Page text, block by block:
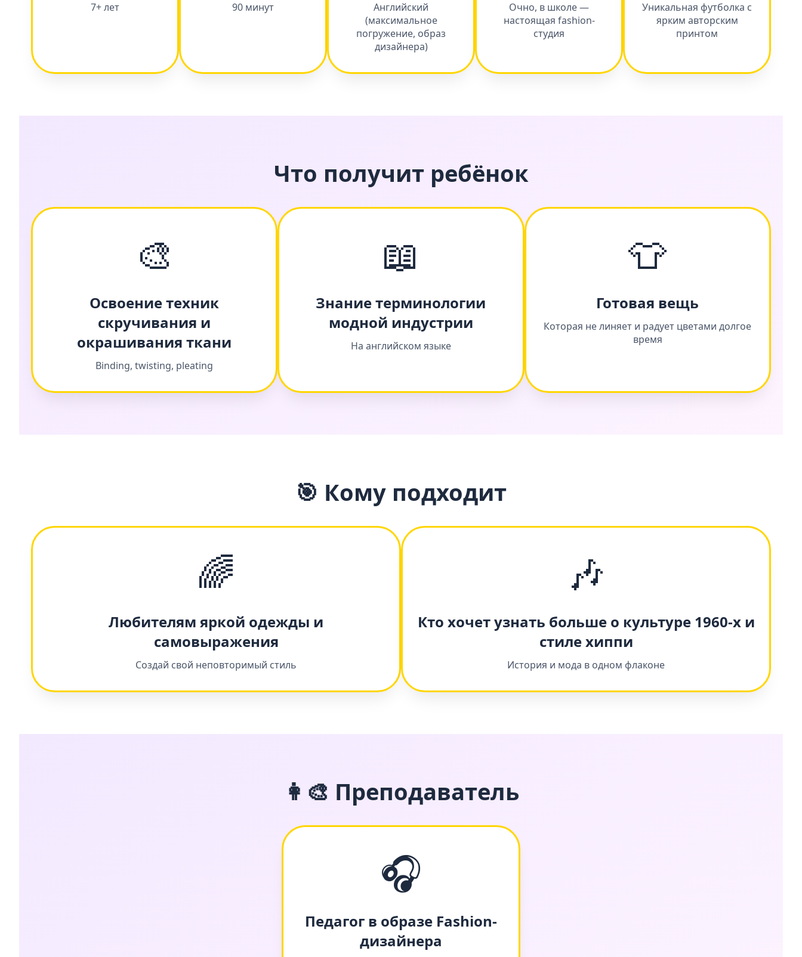
7+ лет 90 минут
Английский
(максимальное
погружение, образ
дизайнера)
Очно, в школе —
настоящая fashion-
студия
Уникальная футболка с
ярким авторским
принтом
Что получит ребёнок
🎨
Освоение техник
скручивания и
окрашивания ткани
Binding, twisting, pleating
📖
Знание терминологии
модной индустрии
На английском языке
👕
Готовая вещь
Которая не линяет и радует цветами долгое
время
🎯 Кому подходит
🌈
Любителям яркой одежды и
самовыражения
Создай свой неповторимый стиль
🎶
Кто хочет узнать больше о культуре 1960-х и
стиле хиппи
История и мода в одном флаконе
👩‍🎨 Преподаватель
🎧
Педагог в образе Fashion-
дизайнера